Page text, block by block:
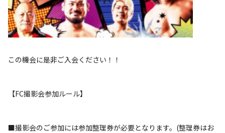
この機会に是非ご入会ください！！
【FC撮影会参加ルール】
■撮影会のご参加には参加整理券が必要となります。(整理券はお